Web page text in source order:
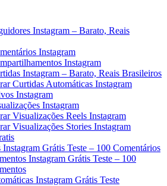
Instagram – Barato, Reais
Instagram
Instagram
Instagram – Barato, Reais Brasileiros
Curtidas Automáticas Instagram
Instagram
Instagram
Visualizações Reels Instagram
Visualizações Stories Instagram
Instagram Grátis Teste – 100 Comentários
Instagram Grátis Teste – 100
Instagram Grátis Teste